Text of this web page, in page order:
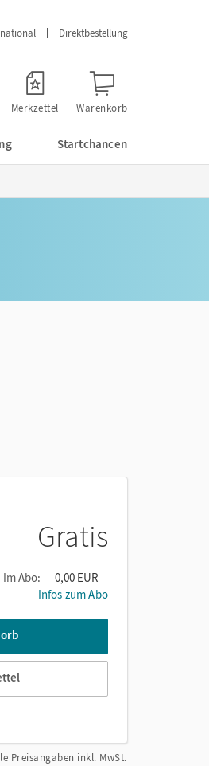
Direktbestellung
Merkzettel Warenkorb
Startchancen
Gratis
Im Abo:
0,00 EUR
Infos zum Abo
Preisangaben inkl. MwSt.